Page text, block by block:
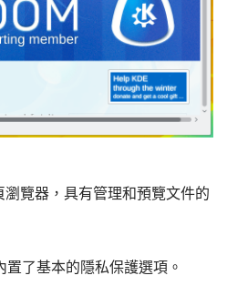
瀏覽器，具有管理和預覽文件的
了基本的隱私保護選項。